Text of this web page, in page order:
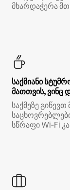
მხარდაჭერა
საქმიანი
მათთვის, ვინც
საქმეზე
სწრაფი Wi‑Fi